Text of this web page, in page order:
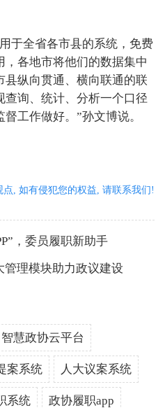
于全省各市县的系统，免费
各地市将他们的数据集中
纵向贯通、横向联通的联
查询、统计、分析一个口径
工作做好。”孙文博说。
, 如有侵犯您的权益, 请联系我们!
，委员履职新助手
管理模块助力政议建设
智慧政协云平台
案系统 人大议案系统
系统 政协履职app